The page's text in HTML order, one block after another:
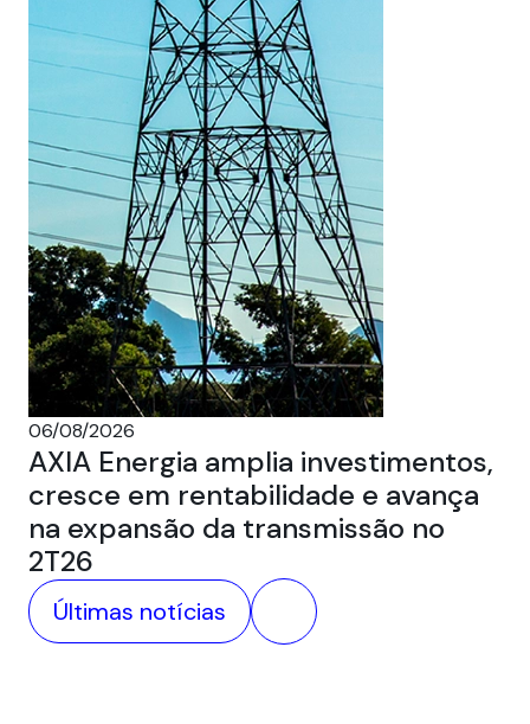
06/08/2026
AXIA Energia amplia investimentos,
cresce em rentabilidade e avança
na expansão da transmissão no
2T26
Últimas notícias